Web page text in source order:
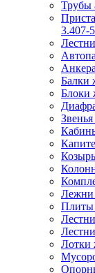
Трубы
3.407-
Балки
Блоки
Лежни
Плиты
Лотки